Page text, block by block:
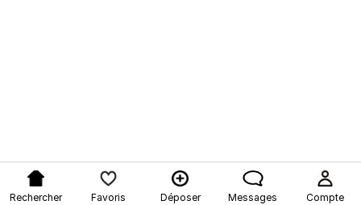
Rechercher Favoris Déposer Messages Compte